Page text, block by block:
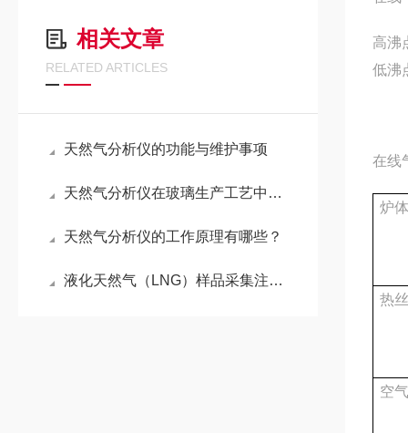
相关文章
RELATED ARTICLES
天然气分析仪的功能与维护事项
天然气分析仪在玻璃生产工艺中的可行性研究报告
天然气分析仪的工作原理有哪些？
液化天然气（LNG）样品采集注意事项
高沸
低沸
在线
炉
热
空